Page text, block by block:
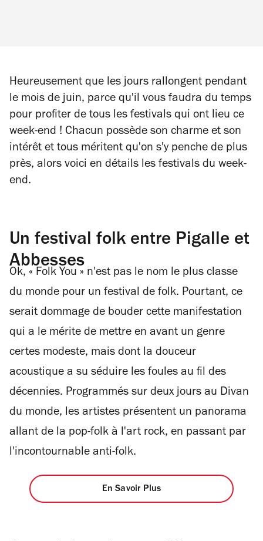
Heureusement que les jours rallongent pendant
le mois de juin, parce qu'il vous faudra du temps
pour profiter de tous les festivals qui ont lieu ce
week-end ! Chacun possède son charme et son
intérêt et tous méritent qu'on s'y penche de plus
près, alors voici en détails les festivals du week-
end.
Un festival folk entre Pigalle et
Abbesses
Ok, « Folk You » n'est pas le nom le plus classe
du monde pour un festival de folk. Pourtant, ce
serait dommage de bouder cette manifestation
qui a le mérite de mettre en avant un genre
certes modeste, mais dont la douceur
acoustique a su séduire les foules au fil des
décennies. Programmés sur deux jours au Divan
du monde, les artistes présentent un panorama
allant de la pop-folk à l'art rock, en passant par
l'incontournable anti-folk.
En Savoir Plus